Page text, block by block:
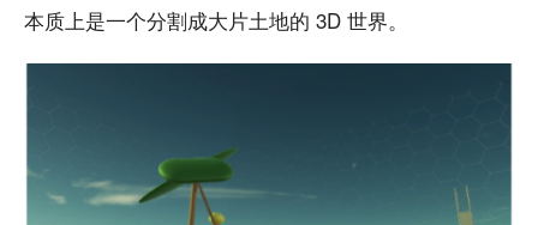
本质上是一个分割成大片土地的 3D 世界。